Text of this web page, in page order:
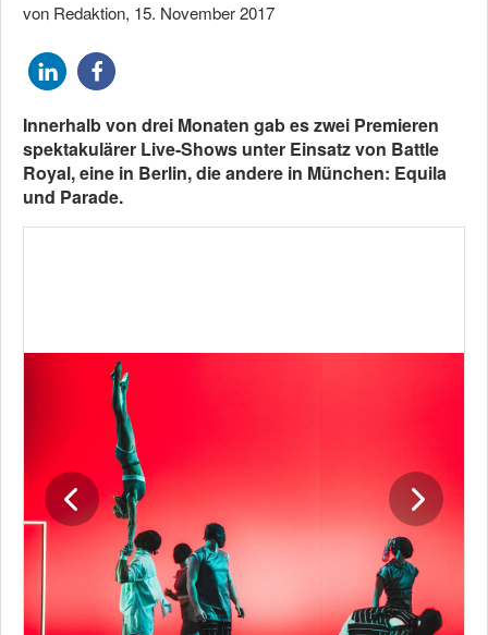
von Redaktion, 15. November 2017
Innerhalb von drei Monaten gab es zwei Premieren
spektakulärer Live-Shows unter Einsatz von Battle
Royal, eine in Berlin, die andere in München: Equila
und Parade.